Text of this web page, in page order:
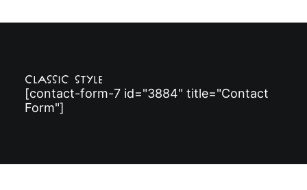
Classic Style
[contact-form-7 id="3884" title="Contact
Form"]